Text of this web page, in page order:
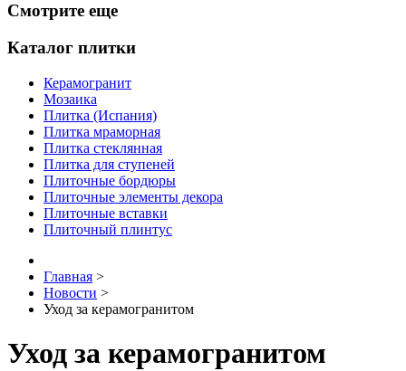
Смотрите еще
Каталог плитки
Керамогранит
Мозаика
Плитка (Испания)
Плитка мраморная
Плитка стеклянная
Плитка для ступеней
Плиточные бордюры
Плиточные элементы декора
Плиточные вставки
Плиточный плинтус
Главная >
Новости >
Уход за керамогранитом
Уход за керамогранитом